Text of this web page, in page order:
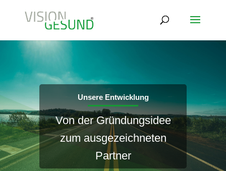
Unsere Entwicklung
Von der Gründungsidee
zum ausgezeichneten
Partner